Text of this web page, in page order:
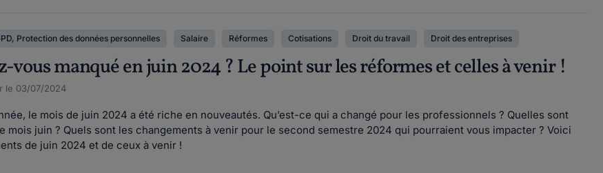
Protection des données personnelles Salaire Réformes Cotisations Droit du travail Droit des entreprises
vous manqué en juin 2024 ? Le point sur les réformes et celles à venir !
le 03/07/2024
le mois de juin 2024 a été riche en nouveautés. Qu’est-ce qui a changé pour les professionnels ? Quelles sont
mois juin ? Quels sont les changements à venir pour le second semestre 2024 qui pourraient vous impacter ? Voici
de juin 2024 et de ceux à venir !